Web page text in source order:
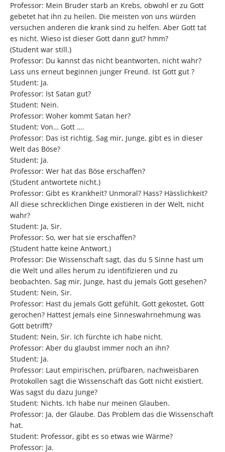
Professor: Mein Bruder starb an Krebs, obwohl er zu Gott
gebetet hat ihn zu heilen. Die meisten von uns würden
versuchen anderen die krank sind zu helfen. Aber Gott tat
es nicht. Wieso ist dieser Gott dann gut? hmm?
(Student war still.)
Professor: Du kannst das nicht beantworten, nicht wahr?
Lass uns erneut beginnen junger Freund. Ist Gott gut ?
Student: Ja.
Professor: Ist Satan gut?
Student: Nein.
Professor: Woher kommt Satan her?
Student: Von… Gott ….
Professor: Das ist richtig. Sag mir, Junge, gibt es in dieser
Welt das Böse?
Student: Ja.
Professor: Wer hat das Böse erschaffen?
(Student antwortete nicht.)
Professor: Gibt es Krankheit? Unmoral? Hass? Hässlichkeit?
All diese schrecklichen Dinge existieren in der Welt, nicht
wahr?
Student: Ja, Sir.
Professor: So, wer hat sie erschaffen?
(Student hatte keine Antwort.)
Professor: Die Wissenschaft sagt, das du 5 Sinne hast um
die Welt und alles herum zu identifizieren und zu
beobachten. Sag mir, Junge, hast du jemals Gott gesehen?
Student: Nein, Sir.
Professor: Hast du jemals Gott gefühlt, Gott gekostet, Gott
gerochen? Hattest jemals eine Sinneswahrnehmung was
Gott betrifft?
Student: Nein, Sir. Ich fürchte ich habe nicht.
Professor: Aber du glaubst immer noch an ihn?
Student: Ja.
Professor: Laut empirischen, prüfbaren, nachweisbaren
Protokollen sagt die Wissenschaft das Gott nicht existiert.
Was sagst du dazu Junge?
Student: Nichts. Ich habe nur meinen Glauben.
Professor: Ja, der Glaube. Das Problem das die Wissenschaft
hat.
Student: Professor, gibt es so etwas wie Wärme?
Professor: Ja.